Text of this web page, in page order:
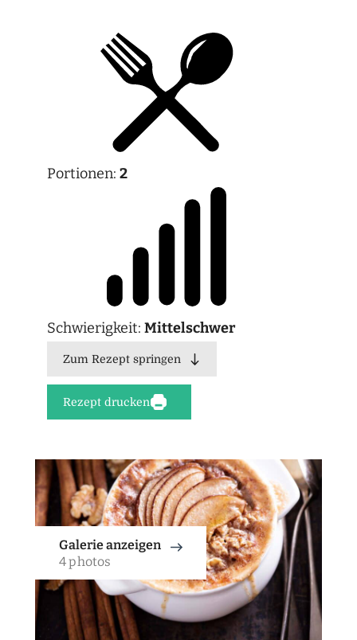
Portionen: 2
Schwierigkeit: Mittelschwer
Zum Rezept springen
Rezept drucken
Galerie anzeigen
4 photos